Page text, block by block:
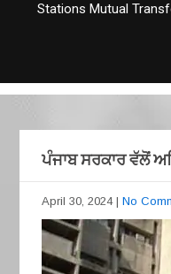
Stations Mutual
ਪੰਜਾਬ ਸਰਕਾਰ ਵੱਲੋਂ
April 30, 2024 | No